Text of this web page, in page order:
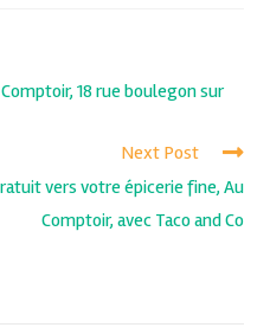
18 rue boulegon sur
Next Post
vers votre épicerie fine, Au
Comptoir, avec Taco and Co